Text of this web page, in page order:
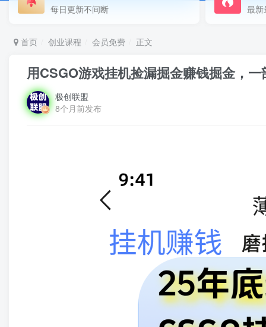
每日更新不间断 最新
首页 创业课程 会员免费 正文
用CSGO游戏挂机捡漏掘金赚钱掘金，
极创联盟
8个月前发布